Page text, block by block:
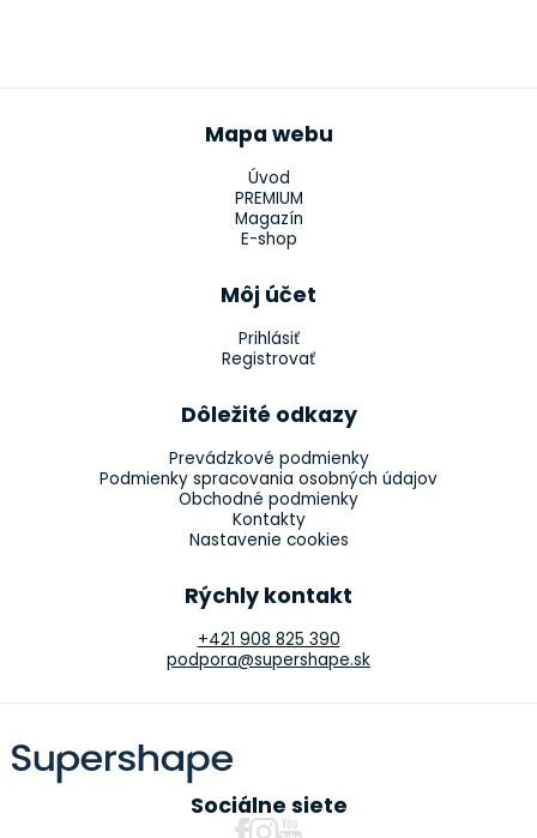
Mapa webu
Úvod
PREMIUM
Magazín
E-shop
Môj účet
Prihlásiť
Registrovať
Dôležité odkazy
Prevádzkové podmienky
Podmienky spracovania osobných údajov
Obchodné podmienky
Kontakty
Nastavenie cookies
Rýchly kontakt
+421 908 825 390
podpora@supershape.sk
Sociálne siete